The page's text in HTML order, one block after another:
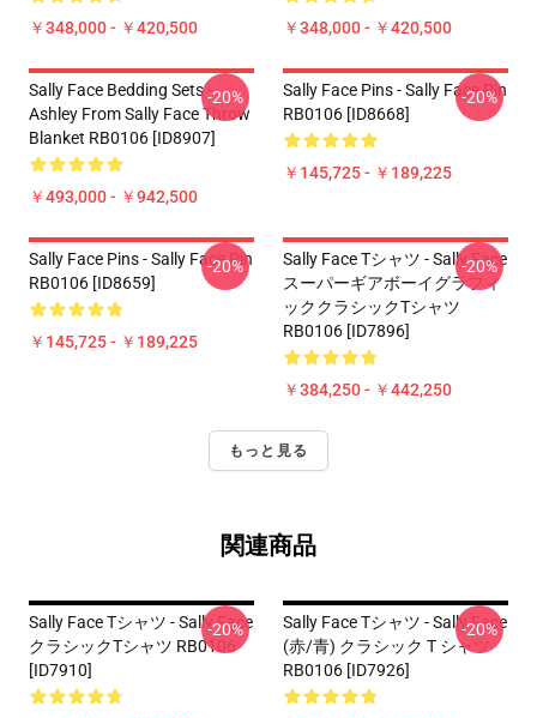
￥348,000 - ￥420,500 ￥348,000 - ￥420,500
Sally Face Bedding Sets -
Ashley From Sally Face Throw
Blanket RB0106 [ID8907]
￥493,000 - ￥942,500
-20%
Sally Face Pins - Sally Face Pin
RB0106 [ID8668]
￥145,725 - ￥189,225
-20%
Sally Face Pins - Sally Face Pin
RB0106 [ID8659]
￥145,725 - ￥189,225
-20%
Sally Face Tシャツ - Sally Face
スーパーギアボーイグラフィ
ッククラシックTシャツ
RB0106 [ID7896]
￥384,250 - ￥442,250
-20%
もっと見る
関連商品
Sally Face Tシャツ - Sally Face
クラシックTシャツ RB0106
[ID7910]
-20%
Sally Face Tシャツ - Sally Face
(赤/青) クラシック T シャツ
RB0106 [ID7926]
-20%